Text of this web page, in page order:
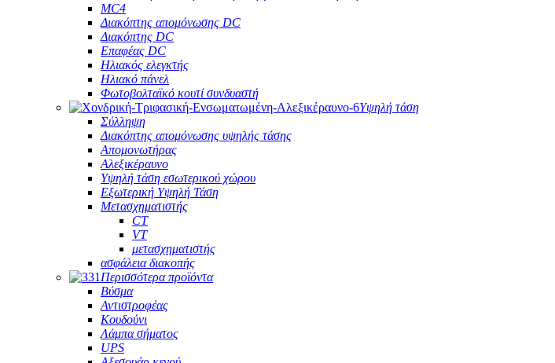
MC4
Διακόπτης απομόνωσης DC
Διακόπτης DC
Επαφέας DC
Ηλιακός ελεγκτής
Ηλιακό πάνελ
Φωτοβολταϊκό κουτί συνδυαστή
Υψηλή τάση
Σύλληψη
Διακόπτης απομόνωσης υψηλής τάσης
Απομονωτήρας
Αλεξικέραυνο
Υψηλή τάση εσωτερικού χώρου
Εξωτερική Υψηλή Τάση
Μετασχηματιστής
CT
VT
μετασχηματιστής
ασφάλεια διακοπής
Περισσότερα προϊόντα
Βύσμα
Αντιστροφέας
Κουδούνι
Λάμπα σήματος
UPS